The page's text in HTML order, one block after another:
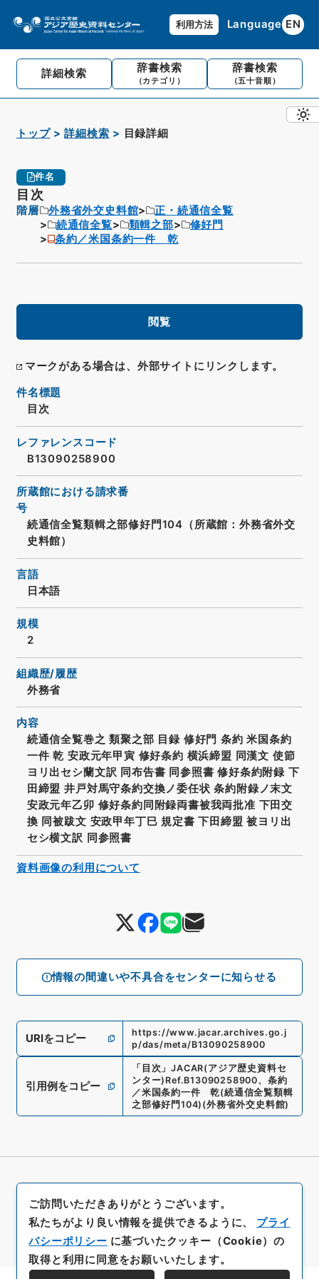
利用方法 Language EN
詳細検索 辞書検索
（カテゴリ）
辞書検索
（五十音順）
トップ 詳細検索 目録詳細
件名
目次
階層 外務省外交史料館
正・続通信全覧
続通信全覧
類輯之部
修好門
条約／米国条約一件 乾
閲覧
マークがある場合は、外部サイトにリンクします。
情報の間違いや不具合をセンターに知らせる
件名標題
目次
レファレンスコード
B13090258900
所蔵館における請求番
号
続通信全覧類輯之部修好門104（所蔵館：外務省外交
史料館）
言語
日本語
規模
2
組織歴/履歴
外務省
内容
続通信全覧巻之 類聚之部 目録 修好門 条約 米国条約
一件 乾 安政元年甲寅 修好条約 横浜締盟 同漢文 使節
ヨリ出セシ蘭文訳 同布告書 同参照書 修好条約附録 下
田締盟 井戸対馬守条約交換ノ委任状 条約附録ノ末文
安政元年乙卯 修好条約同附録両書被我両批准 下田交
換 同被跋文 安政甲年丁巳 規定書 下田締盟 被ヨリ出
セシ横文訳 同参照書
URIをコピー
https://www.jacar.archives.go.j
p/das/meta/B13090258900
引用例をコピー
「 目次 」JACAR(アジア歴史資料セ
ンター) Ref.B13090258900、 条約
／米国条約一件 乾(続通信全覧類輯
之部修好門104) (外務省外交史料館)
資料画像の利用について
ご訪問いただきありがとうございます。
私たちがより良い情報を提供できるように、 プライ
バシーポリシー に基づいたクッキー（Cookie）の
取得と利用に同意をお願いいたします。